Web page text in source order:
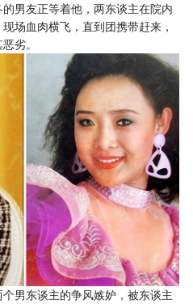
男友正等着他，两东谈主在院内
场血肉横飞，直到团携带赶来，
劣。
男东谈主的争风嫉妒，被东谈主